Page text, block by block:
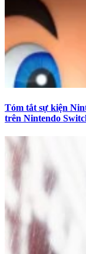
Tóm tắt sự kiện
trên Nintendo